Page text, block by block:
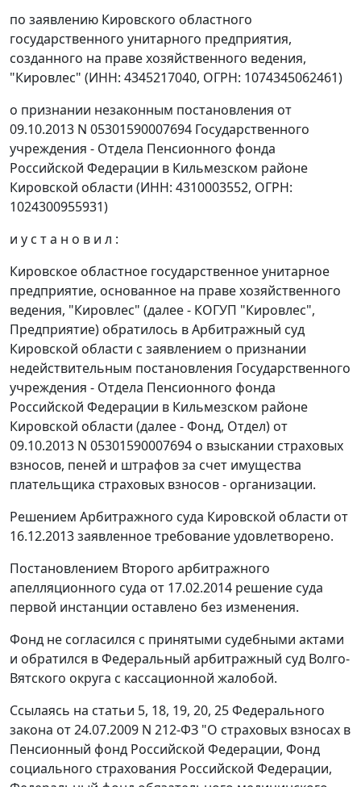
по заявлению Кировского областного
государственного унитарного предприятия,
созданного на праве хозяйственного ведения,
"Кировлес" (ИНН: 4345217040, ОГРН: 1074345062461)
о признании незаконным постановления от
09.10.2013 N 05301590007694 Государственного
учреждения - Отдела Пенсионного фонда
Российской Федерации в Кильмезском районе
Кировской области (ИНН: 4310003552, ОГРН:
1024300955931)
и у с т а н о в и л :
Кировское областное государственное унитарное
предприятие, основанное на праве хозяйственного
ведения, "Кировлес" (далее - КОГУП "Кировлес",
Предприятие) обратилось в Арбитражный суд
Кировской области с заявлением о признании
недействительным постановления Государственного
учреждения - Отдела Пенсионного фонда
Российской Федерации в Кильмезском районе
Кировской области (далее - Фонд, Отдел) от
09.10.2013 N 05301590007694 о взыскании страховых
взносов, пеней и штрафов за счет имущества
плательщика страховых взносов - организации.
Решением Арбитражного суда Кировской области от
16.12.2013 заявленное требование удовлетворено.
Постановлением Второго арбитражного
апелляционного суда от 17.02.2014 решение суда
первой инстанции оставлено без изменения.
Фонд не согласился с принятыми судебными актами
и обратился в Федеральный арбитражный суд Волго-
Вятского округа с кассационной жалобой.
Ссылаясь на статьи 5, 18, 19, 20, 25Федерального
закона от 24.07.2009 N 212-ФЗ "О страховых взносах в
Пенсионный фонд Российской Федерации, Фонд
социального страхования Российской Федерации,